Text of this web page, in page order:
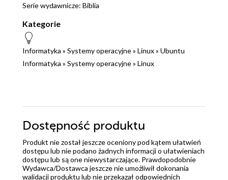
Serie wydawnicze: Biblia
Kategorie
Informatyka » Systemy operacyjne» Linux» Ubuntu
Informatyka » Systemy operacyjne» Linux
Dostępność produktu
Produkt nie został jeszcze oceniony pod kątem ułatwień
dostępu lub nie podano żadnych informacji o ułatwieniach
dostępu lub są one niewystarczające. Prawdopodobnie
Wydawca/Dostawca jeszcze nie umożliwił dokonania
walidacji produktu lub nie przekazał odpowiednich